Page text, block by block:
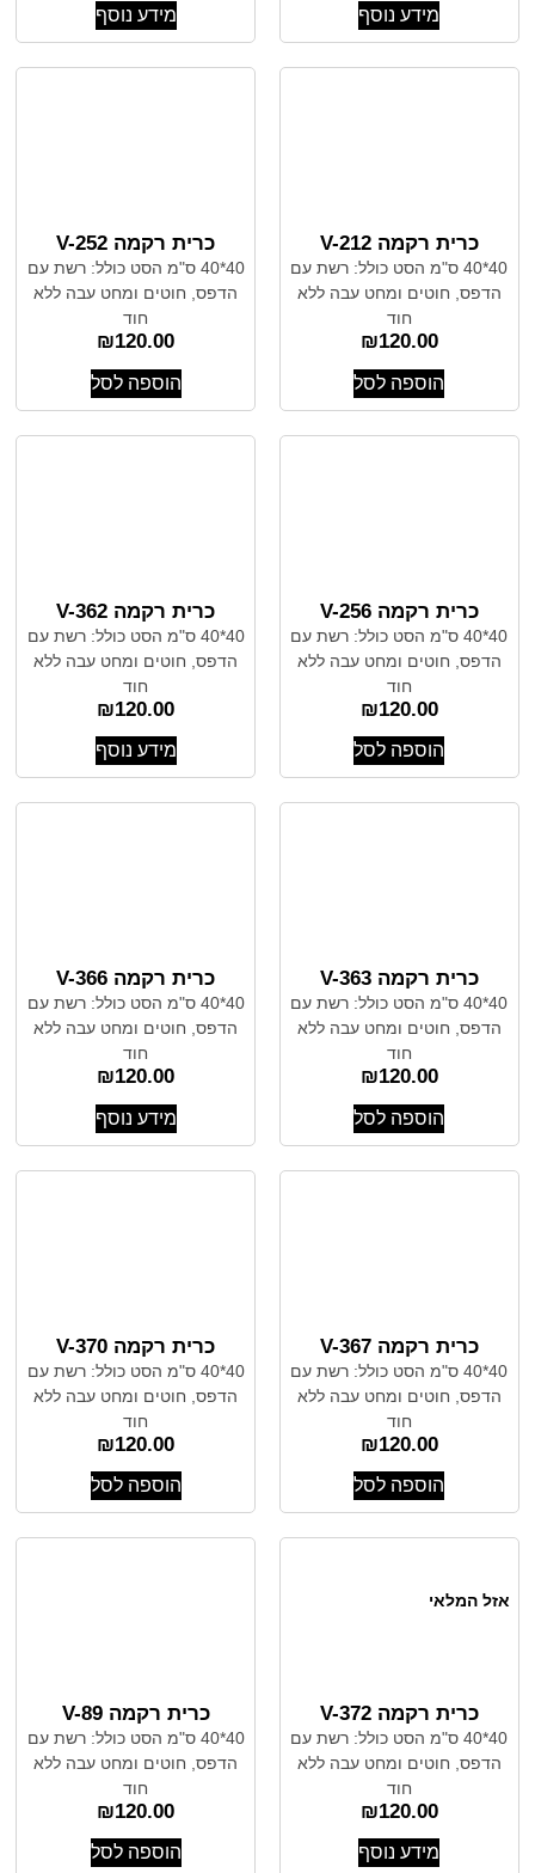
מידע נוסף מידע נוסף
כרית רקמה V-212
40*40 ס"מ הסט כולל: רשת עם
הדפס, חוטים ומחט עבה ללא
חוד
₪120.00
הוספה לסל
כרית רקמה V-252
40*40 ס"מ הסט כולל: רשת עם
הדפס, חוטים ומחט עבה ללא
חוד
₪120.00
הוספה לסל
כרית רקמה V-256
40*40 ס"מ הסט כולל: רשת עם
הדפס, חוטים ומחט עבה ללא
חוד
₪120.00
הוספה לסל
כרית רקמה V-362
40*40 ס"מ הסט כולל: רשת עם
הדפס, חוטים ומחט עבה ללא
חוד
₪120.00
מידע נוסף
כרית רקמה V-363
40*40 ס"מ הסט כולל: רשת עם
הדפס, חוטים ומחט עבה ללא
חוד
₪120.00
הוספה לסל
כרית רקמה V-366
40*40 ס"מ הסט כולל: רשת עם
הדפס, חוטים ומחט עבה ללא
חוד
₪120.00
מידע נוסף
כרית רקמה V-367
40*40 ס"מ הסט כולל: רשת עם
הדפס, חוטים ומחט עבה ללא
חוד
₪120.00
הוספה לסל
כרית רקמה V-370
40*40 ס"מ הסט כולל: רשת עם
הדפס, חוטים ומחט עבה ללא
חוד
₪120.00
הוספה לסל
אזל המלאי
כרית רקמה V-372
40*40 ס"מ הסט כולל: רשת עם
הדפס, חוטים ומחט עבה ללא
חוד
₪120.00
מידע נוסף
כרית רקמה V-89
40*40 ס"מ הסט כולל: רשת עם
הדפס, חוטים ומחט עבה ללא
חוד
₪120.00
הוספה לסל